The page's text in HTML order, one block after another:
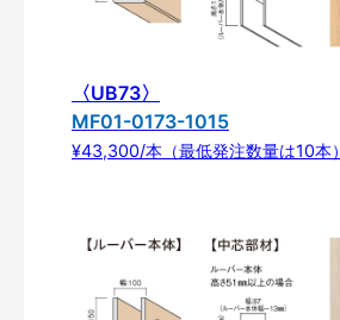
〈UB73〉
MF01-0173-1015
¥43,300/本（最低発注数量は10本）